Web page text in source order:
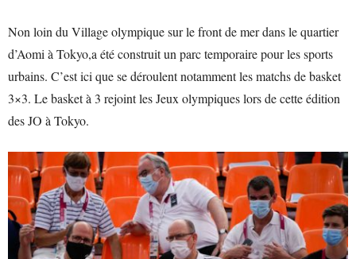
Non loin du Village olympique sur le front de mer dans le quartier
d’Aomi à Tokyo,a été construit un parc temporaire pour les sports
urbains. C’est ici que se déroulent notamment les matchs de basket
3×3. Le basket à 3 rejoint les Jeux olympiques lors de cette édition
des JO à Tokyo.